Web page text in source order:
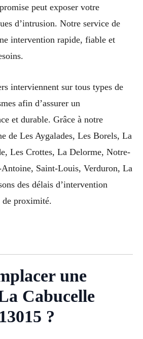
peut exposer votre
d’intrusion. Notre service de
intervention rapide, fiable et
interviennent sur tous types de
afin d’assurer un
et durable. Grâce à notre
de Les Aygalades, Les Borels, La
Les Crottes, La Delorme, Notre-
Saint-Louis, Verduron, La
des délais d’intervention
de proximité.
une
Cabucelle
?